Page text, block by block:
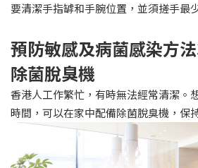
要清潔手指罅和手腕位置，並須搓手最
預防敏感及病菌感染方
除菌脫臭機
香港人工作繁忙，有時無法經常清潔。
時間，可以在家中配備除菌脫臭機，保